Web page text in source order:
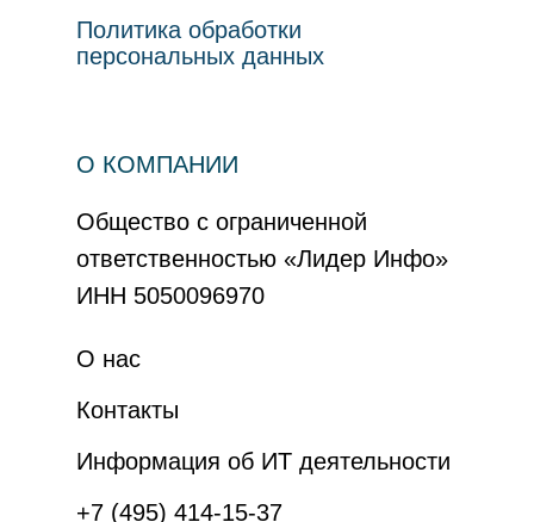
Политика обработки
персональных данных
+7 (495) 414-15-37
Информация об ИТ деятельности
Контакты
О нас
О КОМПАНИИ
Общество с ограниченной
ответственностью «Лидер Инфо»
ИНН 5050096970